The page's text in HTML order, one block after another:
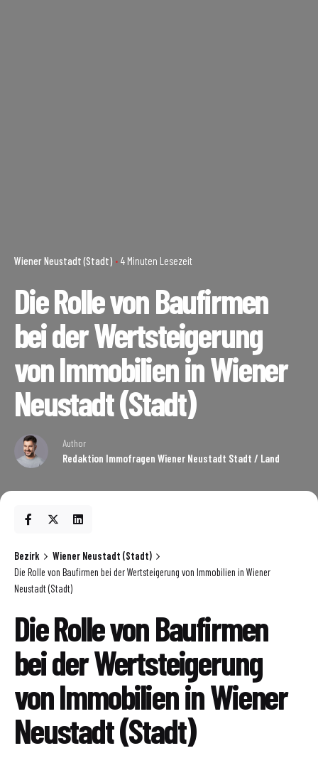
Wiener Neustadt (Stadt) 4 Minuten Lesezeit
Die Rolle von Baufirmen
bei der Wertsteigerung
von Immobilien in Wiener
Neustadt (Stadt)
Author
Redaktion Immofragen Wiener Neustadt Stadt / Land
Bezirk
Wiener Neustadt (Stadt)
Die Rolle von Baufirmen bei der Wertsteigerung von Immobilien in Wiener
Neustadt (Stadt)
Die Rolle von Baufirmen
bei der Wertsteigerung
von Immobilien in Wiener
Neustadt (Stadt)